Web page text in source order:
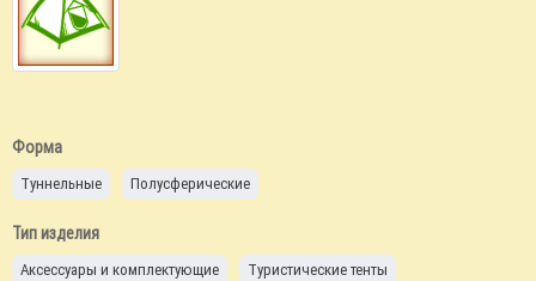
Форма
Туннельные Полусферические
Тип изделия
Аксессуары и комплектующие Туристические тенты